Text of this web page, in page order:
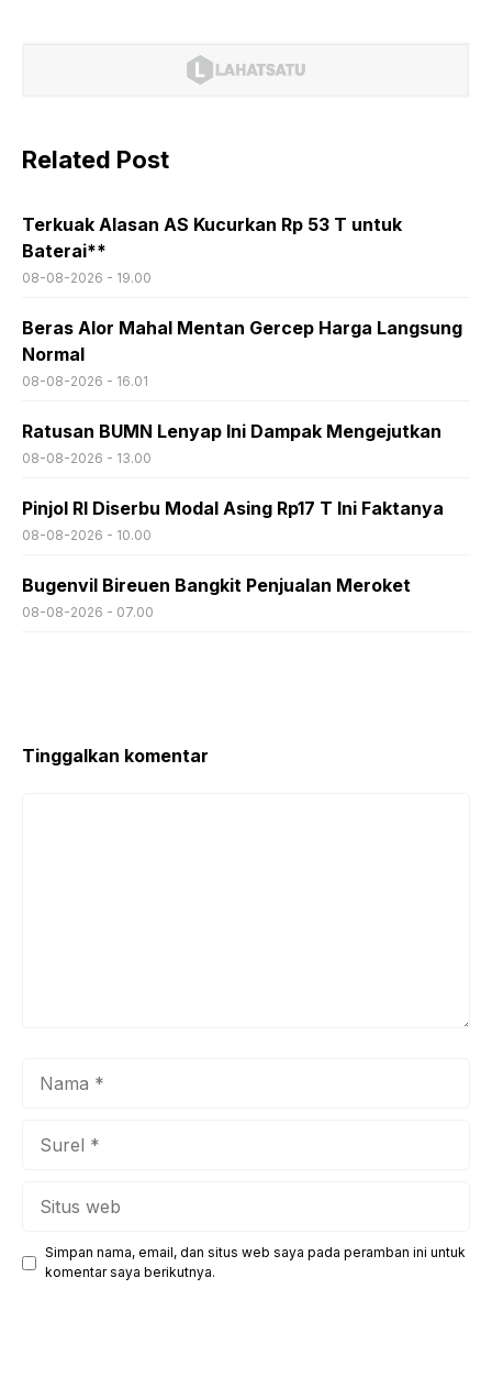
Related Post
Terkuak Alasan AS Kucurkan Rp 53 T untuk
Baterai**
08-08-2026 - 19.00
Beras Alor Mahal Mentan Gercep Harga Langsung
Normal
08-08-2026 - 16.01
Ratusan BUMN Lenyap Ini Dampak Mengejutkan
08-08-2026 - 13.00
Pinjol RI Diserbu Modal Asing Rp17 T Ini Faktanya
08-08-2026 - 10.00
Bugenvil Bireuen Bangkit Penjualan Meroket
08-08-2026 - 07.00
Tinggalkan komentar
Simpan nama, email, dan situs web saya pada peramban ini untuk
komentar saya berikutnya.